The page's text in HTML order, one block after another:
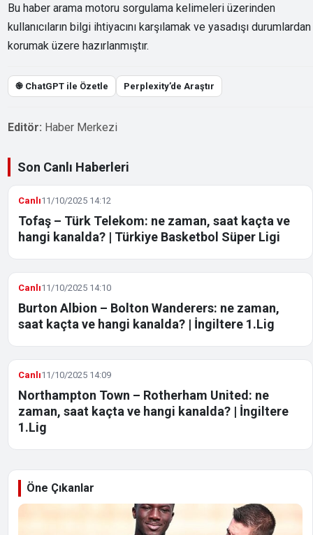
Bu haber arama motoru sorgulama kelimeleri üzerinden
kullanıcıların bilgi ihtiyacını karşılamak ve yasadışı durumlardan
korumak üzere hazırlanmıştır.
֎ ChatGPT ile Özetle Perplexity’de Araştır
Editör: Haber Merkezi
Son Canlı Haberleri
Canlı11/10/2025 14:12
Tofaş – Türk Telekom: ne zaman, saat kaçta ve
hangi kanalda? | Türkiye Basketbol Süper Ligi
Canlı11/10/2025 14:10
Burton Albion – Bolton Wanderers: ne zaman,
saat kaçta ve hangi kanalda? | İngiltere 1.Lig
Canlı11/10/2025 14:09
Northampton Town – Rotherham United: ne
zaman, saat kaçta ve hangi kanalda? | İngiltere
1.Lig
Öne Çıkanlar